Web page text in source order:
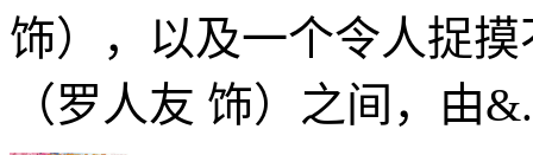
饰），以及一个令人捉
（罗人友 饰）之间，由